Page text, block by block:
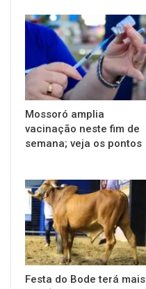
Mossoró amplia
vacinação neste fim de
semana; veja os pontos
Festa do Bode terá mais